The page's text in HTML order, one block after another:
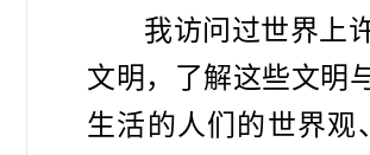
我访问过世界上
文明，了解这些文明
生活的人们的世界观